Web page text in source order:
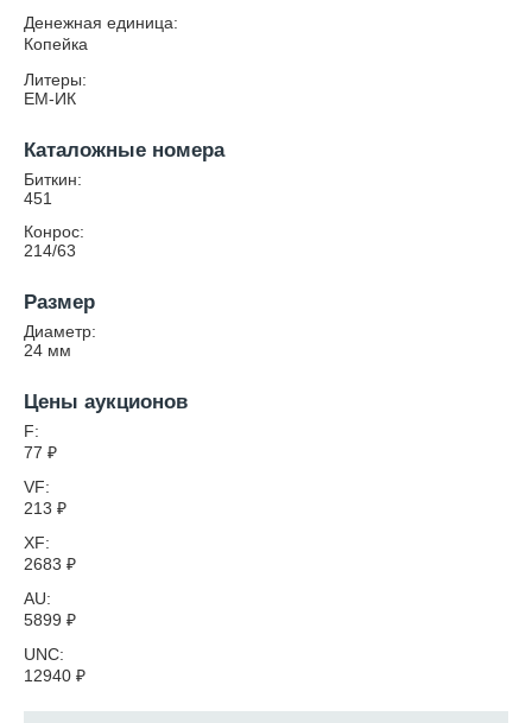
Денежная единица:
Копейка
Литеры:
ЕМ-ИК
Каталожные номера
Биткин:
451
Конрос:
214/63
Размер
Диаметр:
24 мм
Цены аукционов
F:
77 ₽
VF:
213 ₽
XF:
2683 ₽
AU:
5899 ₽
UNC:
12940 ₽